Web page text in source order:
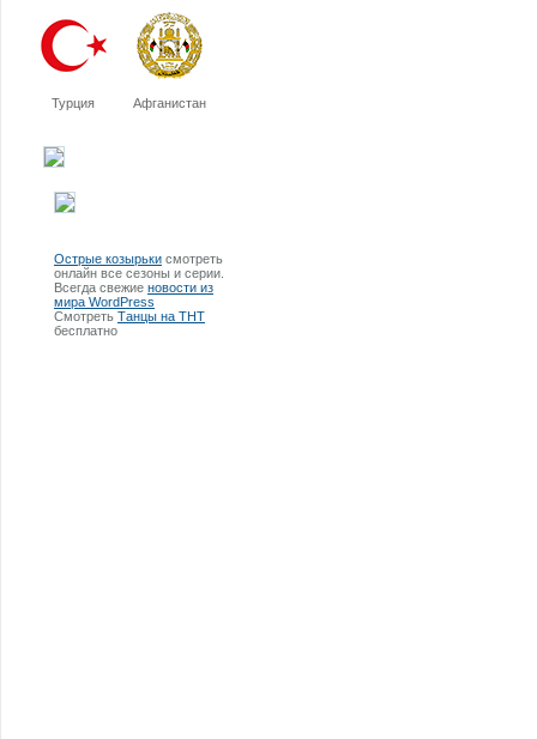
Турция Афганистан
Острые козырьки смотреть
онлайн все сезоны и серии.
Всегда свежие новости из
мира WordPress
Смотреть Танцы на ТНТ
бесплатно